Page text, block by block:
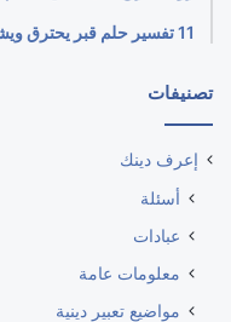
11 تفسير حلم قبر يحترق ويشعل بشدة في المنام؟
تصنيفات
إعرف دينك
أسئلة
عبادات
معلومات عامة
مواضيع تعبير دينية